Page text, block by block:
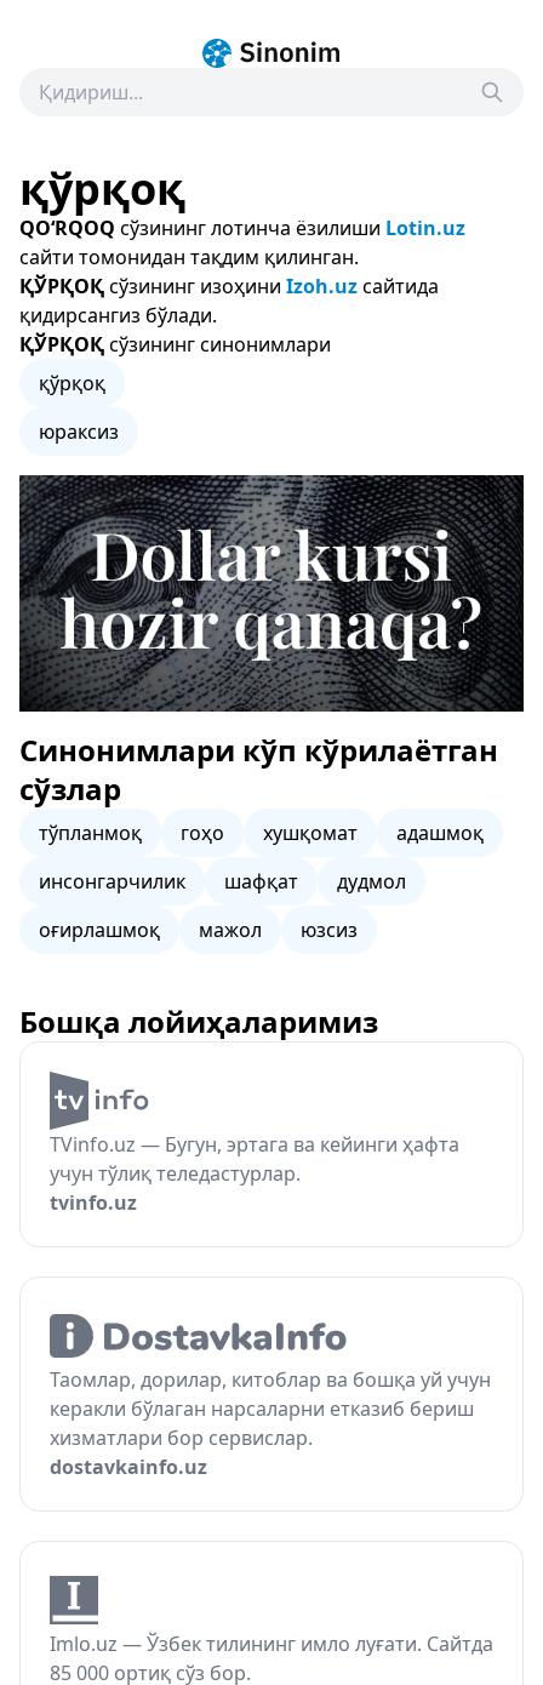
қўрқоқ
QO‘RQOQ сўзининг лотинча ёзилиши Lotin.uz
сайти томонидан тақдим қилинган.
ҚЎРҚОҚсўзининг изоҳини Izoh.uzсайтида
қидирсангиз бўлади.
ҚЎРҚОҚсўзининг синонимлари
қўрқоқ
юраксиз
Синонимлари кўп кўрилаётган
сўзлар
тўпланмоқ гоҳо хушқомат
адашмоқ
инсонгарчилик
шафқат
дудмол
оғирлашмоқ
мажол юзсиз
Бошқа лойиҳаларимиз
TVinfo.uz — Бугун, эртага ва кейинги ҳафта
учун тўлиқ теледастурлар.
tvinfo.uz
Таомлар, дорилар, китоблар ва бошқа уй учун
керакли бўлаган нарсаларни етказиб бериш
хизматлари бор сервислар.
dostavkainfo.uz
Imlo.uz — Ўзбек тилининг имло луғати. Сайтда
85 000 ортиқ сўз бор.